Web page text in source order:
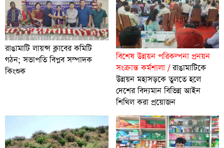
রাঙামাটি লায়ন্স ক্লাবের কমিটি
গঠন; সভাপতি বিপ্লব সম্পাদক
কিংশুক
বিশেষ উন্নয়ন পরিকল্পনা প্রনয়ন
সংক্রান্ত কর্মশালা /রাঙামাটিকে
উন্নয়ন মহাসড়কে তুলতে হলে
দেশের বিদ্যমান বিভিন্ন আইন
শিথিল করা প্রয়োজন